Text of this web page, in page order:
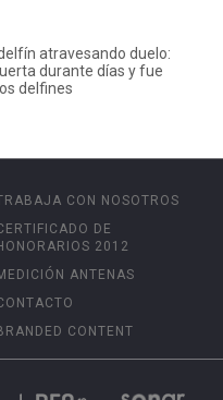
atravesando duelo:
durante días y fue
delfines
CON NOSOTROS
DE
2012
ANTENAS
CONTENT